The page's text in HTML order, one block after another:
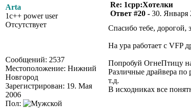
Arta
1c++ power user
Отсутствует
Сообщений: 2537
Местоположение: Нижний
Новгород
Зарегистрирован: 19. Мая
2006
Пол:
Re: 1cpp:Хотелки
Ответ #20 - 30. Января
Спасибо тебе, дорогой,
На ура работает с VFP
Попробуй ОгнеПтицу
Различные драйвера по
т.д.
В исходниках все